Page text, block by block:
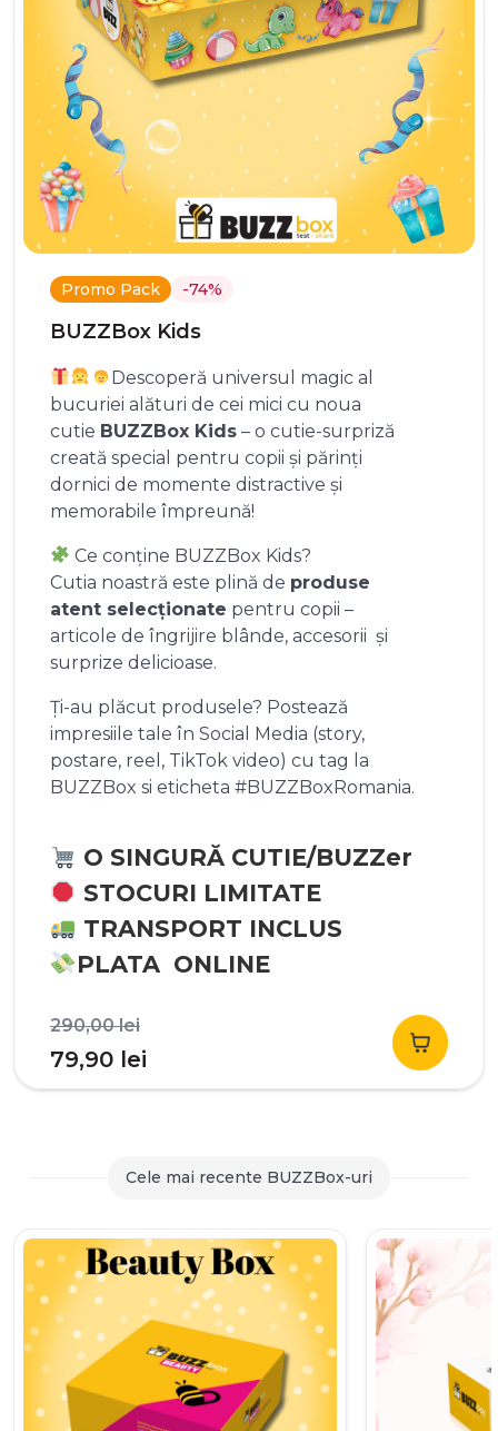
Promo Pack -74%
BUZZBox Kids
Descoperă universul magic al
bucuriei alături de cei mici cu noua
cutie BUZZBox Kids – o cutie-surpriză
creată special pentru copii și părinți
dornici de momente distractive și
memorabile împreună!
Ce conține BUZZBox Kids?
Cutia noastră este plină de produse
atent selecționate pentru copii –
articole de îngrijire blânde, accesorii și
surprize delicioase.
Ți-au plăcut produsele? Postează
impresiile tale în Social Media (story,
postare, reel, TikTok video) cu tag la
BUZZBox si eticheta #BUZZBoxRomania.
O SINGURĂ CUTIE/BUZZer
STOCURI LIMITATE
TRANSPORT INCLUS
PLATA ONLINE
290,00leiPrețul
inițial
a
290,00 lei.
79,90 lei
curent
79,90 lei.
Cele mai recente BUZZBox-uri